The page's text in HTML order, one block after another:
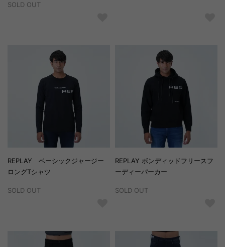
SOLD OUT
REPLAY ベーシックジャージー
ロングTシャツ
SOLD OUT
REPLAY ボンディッドフリースフ
ーディーパーカー
SOLD OUT